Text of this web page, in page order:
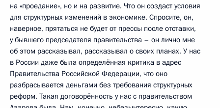
на «проедание», но и на развитие. Что он создаст условия
для структурных изменений в экономике. Спросите, он,
наверное, прятаться не будет от прессы после отставки,
у бывшего председателя правительства – он лично мне
об этом рассказывал, рассказывал о своих планах. У нас
в России даже была определённая критика в адрес
Правительства Российской Федерации, что оно
разбрасывается деньгами без требования структурных
реформ. Такая договорённость у нас с правительством